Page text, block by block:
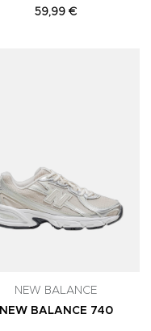
59,99 €
NEW BALANCE
NEW BALANCE 740